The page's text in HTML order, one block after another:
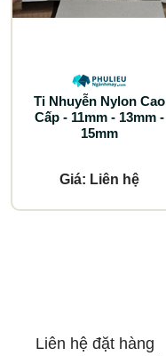
Ti Nhuyễn Nylon Cao
Cấp - 11mm - 13mm -
15mm
Giá: Liên hệ
Liên hệ đặt hàng